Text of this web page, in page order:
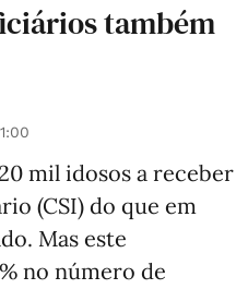
também
mil idosos a receber
(CSI) do que em
Mas este
no número de